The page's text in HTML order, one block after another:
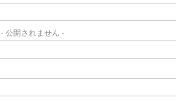
公開されません -